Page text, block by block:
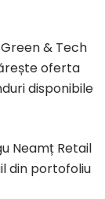
Green & Tech
oferta
disponibile
Neamț Retail
din portofoliu